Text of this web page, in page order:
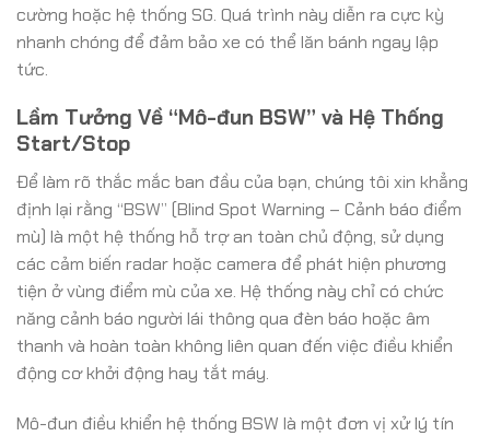
cường hoặc hệ thống SG. Quá trình này diễn ra cực kỳ
nhanh chóng để đảm bảo xe có thể lăn bánh ngay lập
tức.
Lầm Tưởng Về “Mô-đun BSW” và Hệ Thống
Start/Stop
Để làm rõ thắc mắc ban đầu của bạn, chúng tôi xin khẳng
định lại rằng “BSW” (Blind Spot Warning – Cảnh báo điểm
mù) là một hệ thống hỗ trợ an toàn chủ động, sử dụng
các cảm biến radar hoặc camera để phát hiện phương
tiện ở vùng điểm mù của xe. Hệ thống này chỉ có chức
năng cảnh báo người lái thông qua đèn báo hoặc âm
thanh và hoàn toàn không liên quan đến việc điều khiển
động cơ khởi động hay tắt máy.
Mô-đun điều khiển hệ thống BSW là một đơn vị xử lý tín